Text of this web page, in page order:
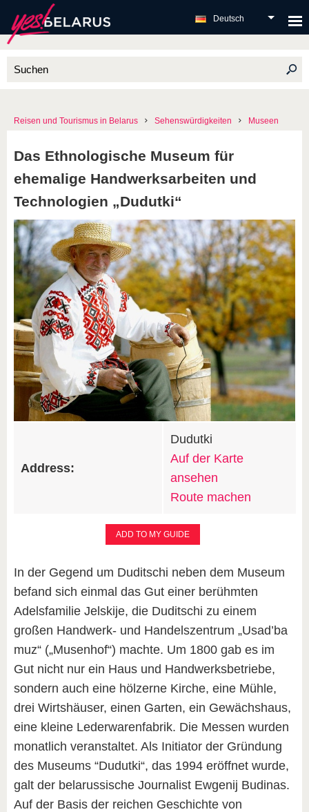
Deutsch
Reisen und Tourismus in Belarus Sehenswürdigkeiten Museen
Das Ethnologische Museum für
ehemalige Handwerksarbeiten und
Technologien „Dudutki“
Address:
Dudutki
Auf der Karte
ansehen
Route machen
ADD TO MY GUIDE
In der Gegend um Duditschi neben dem Museum
befand sich einmal das Gut einer berühmten
Adelsfamilie Jelskije, die Duditschi zu einem
großen Handwerk- und Handelszentrum „Usad’ba
muz“ („Musenhof“) machte. Um 1800 gab es im
Gut nicht nur ein Haus und Handwerksbetriebe,
sondern auch eine hölzerne Kirche, eine Mühle,
drei Wirtshäuser, einen Garten, ein Gewächshaus,
eine kleine Lederwarenfabrik. Die Messen wurden
monatlich veranstaltet. Als Initiator der Gründung
des Museums “Dudutki“, das 1994 eröffnet wurde,
galt der belarussische Journalist Ewgenij Budinas.
Auf der Basis der reichen Geschichte von